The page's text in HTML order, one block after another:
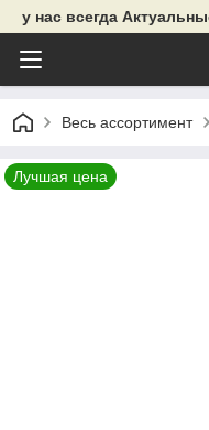
у нас всегда
Весь ассортимент
Лучшая цена